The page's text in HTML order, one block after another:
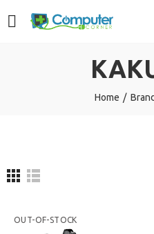
Home
OUT-OF-STOCK